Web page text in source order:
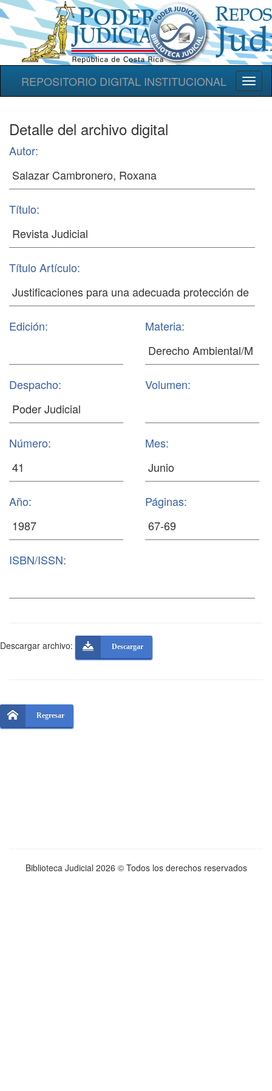
REPOSITORIO DIGITAL INSTITUCIONAL
Detalle del archivo digital
Autor:
Título:
Título Artículo:
Edición: Materia:
Despacho: Volumen:
Número: Mes:
Año: Páginas:
ISBN/ISSN:
Descargar archivo: Descargar
Regresar
Biblioteca Judicial 2026 © Todos los derechos reservados